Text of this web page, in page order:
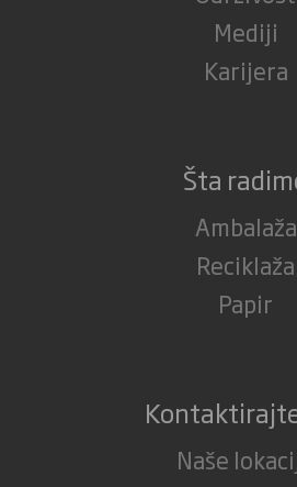
Mediji
Karijera
Šta
Ambalaža
Reciklaža
Papir
Naše